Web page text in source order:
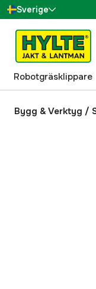
Sverige
Danmark
Suomi
Norge
Deutschland
Robotgräsklippare
Bygg & Verktyg /